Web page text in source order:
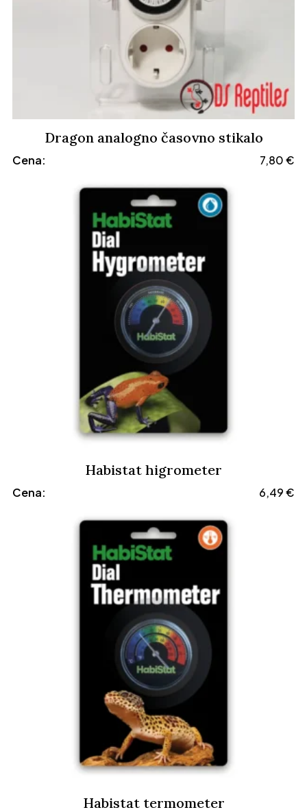
Dragon analogno časovno stikalo
Cena: 7,80€
Habistat higrometer
Cena: 6,49€
Habistat termometer